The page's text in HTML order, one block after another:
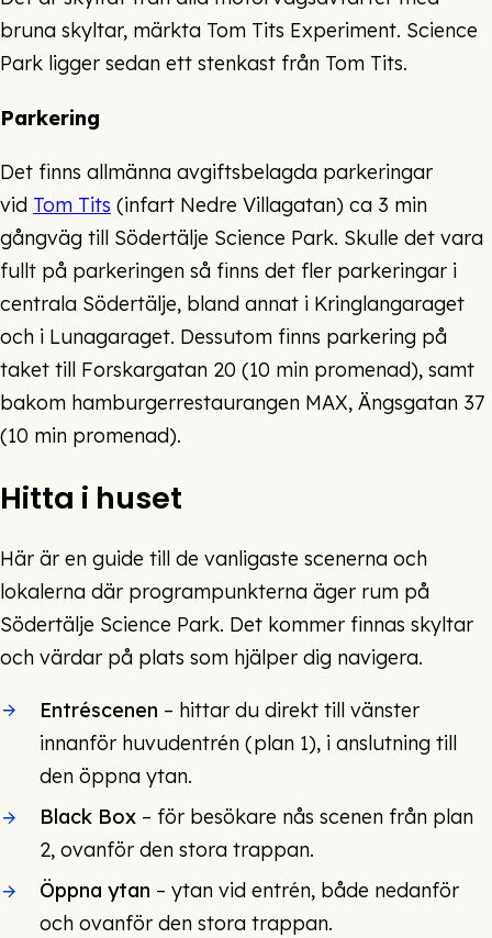
bruna skyltar, märkta Tom Tits Experiment. Science
Park ligger sedan ett stenkast från Tom Tits.
Parkering
Det finns allmänna avgiftsbelagda parkeringar
vid Tom Tits (infart Nedre Villagatan) ca 3 min
gångväg till Södertälje Science Park. Skulle det vara
fullt på parkeringen så finns det fler parkeringar i
centrala Södertälje, bland annat i Kringlangaraget
och i Lunagaraget. Dessutom finns parkering på
taket till Forskargatan 20 (10 min promenad), samt
bakom hamburgerrestaurangen MAX, Ängsgatan 37
(10 min promenad).
Hitta i huset
Här är en guide till de vanligaste scenerna och
lokalerna där programpunkterna äger rum på
Södertälje Science Park. Det kommer finnas skyltar
och värdar på plats som hjälper dig navigera.
Entréscenen – hittar du direkt till vänster
innanför huvudentrén (plan 1), i anslutning till
den öppna ytan.
Black Box – för besökare nås scenen från plan
2, ovanför den stora trappan.
Öppna ytan – ytan vid entrén, både nedanför
och ovanför den stora trappan.